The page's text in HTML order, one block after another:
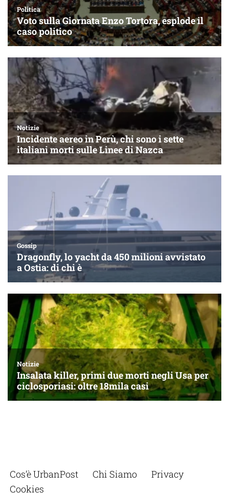
Cos’è UrbanPost Chi Siamo
Privacy
Cookies